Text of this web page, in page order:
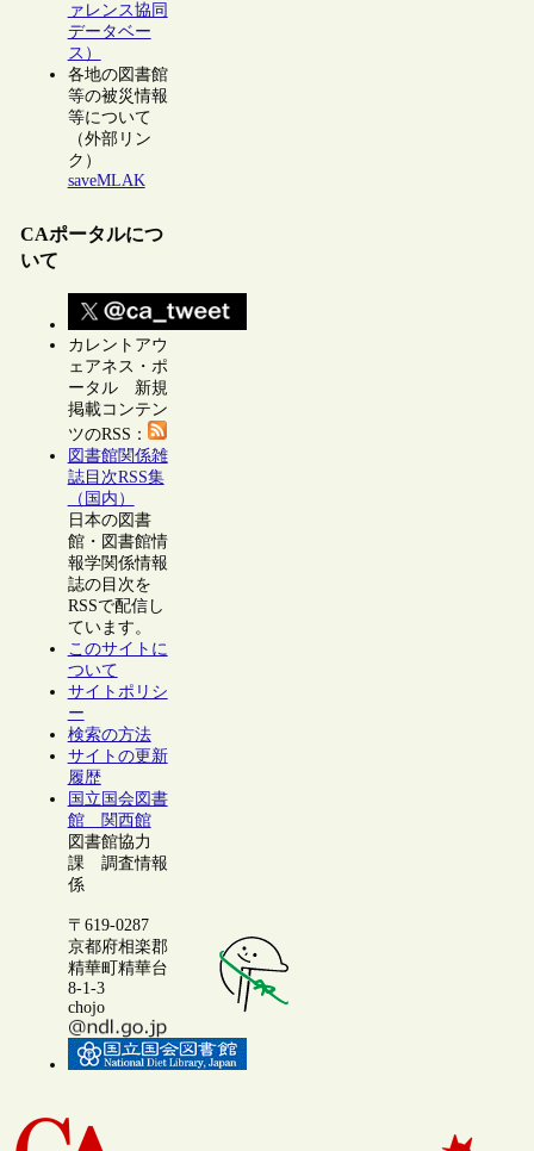
ァレンス協同
データベー
ス）
各地の図書館
等の被災情報
等について
（外部リン
ク）
saveMLAK
CAポータルにつ
いて
カレントアウ
ェアネス・ポ
ータル 新規
掲載コンテン
ツのRSS：
図書館関係雑
誌目次RSS集
（国内）
日本の図書
館・図書館情
報学関係情報
誌の目次を
RSSで配信し
ています。
このサイトに
ついて
サイトポリシ
ー
検索の方法
サイトの更新
履歴
国立国会図書
館 関西館
図書館協力
課 調査情報
係
〒619-0287
京都府相楽郡
精華町精華台
8-1-3
chojo